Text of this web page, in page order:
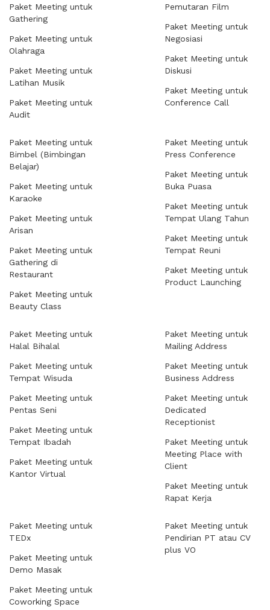
Paket Meeting untuk
Gathering
Paket Meeting untuk
Olahraga
Paket Meeting untuk
Latihan Musik
Paket Meeting untuk
Audit
Pemutaran Film
Paket Meeting untuk
Negosiasi
Paket Meeting untuk
Diskusi
Paket Meeting untuk
Conference Call
Paket Meeting untuk
Bimbel (Bimbingan
Belajar)
Paket Meeting untuk
Karaoke
Paket Meeting untuk
Arisan
Paket Meeting untuk
Gathering di
Restaurant
Paket Meeting untuk
Beauty Class
Paket Meeting untuk
Press Conference
Paket Meeting untuk
Buka Puasa
Paket Meeting untuk
Tempat Ulang Tahun
Paket Meeting untuk
Tempat Reuni
Paket Meeting untuk
Product Launching
Paket Meeting untuk
Halal Bihalal
Paket Meeting untuk
Tempat Wisuda
Paket Meeting untuk
Pentas Seni
Paket Meeting untuk
Tempat Ibadah
Paket Meeting untuk
Kantor Virtual
Paket Meeting untuk
Mailing Address
Paket Meeting untuk
Business Address
Paket Meeting untuk
Dedicated
Receptionist
Paket Meeting untuk
Meeting Place with
Client
Paket Meeting untuk
Rapat Kerja
Paket Meeting untuk
TEDx
Paket Meeting untuk
Demo Masak
Paket Meeting untuk
Coworking Space
Paket Meeting untuk
Pendirian PT atau CV
plus VO